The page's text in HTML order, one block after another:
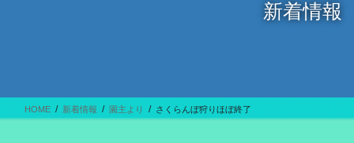
新着情報
HOME 新着情報 園主より さくらんぼ狩りほぼ終了